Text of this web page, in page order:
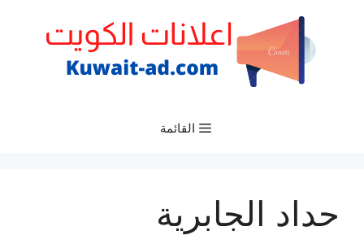
القائمة
حداد الجابرية